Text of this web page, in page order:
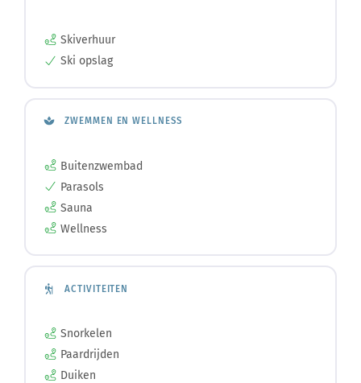
Skiverhuur
Ski opslag
ZWEMMEN EN WELLNESS
Buitenzwembad
Parasols
Sauna
Wellness
ACTIVITEITEN
Snorkelen
Paardrijden
Duiken